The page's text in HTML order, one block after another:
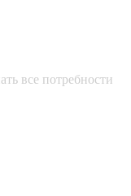
все потребности